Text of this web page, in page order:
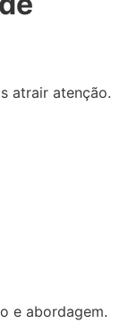
atrair atenção.
e abordagem.